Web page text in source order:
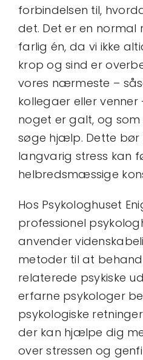
forbindelsen til,
det. Det er en normal
farlig én, da vi ikke
krop og sind er
vores nærmeste –
kollegaer eller
noget er galt, og
søge hjælp. Dette
langvarig stress kan
helbredsmæssige
Hos Psykologhuset
professionel
anvender
metoder til at
relaterede psykiske
erfarne psykologer
psykologiske
der kan hjælpe dig
over stressen og